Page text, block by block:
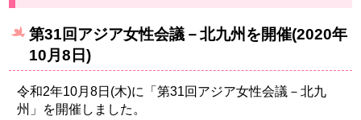
KFAWアジア研究者ネットワーク開催セミナー
国際理解促進事業
スタディツアー
国連
第31回アジア女性会議－北九州を開催(2020年
10月8日)
令和2年10月8日(木)に「第31回アジア女性会議－北九
州」を開催しました。